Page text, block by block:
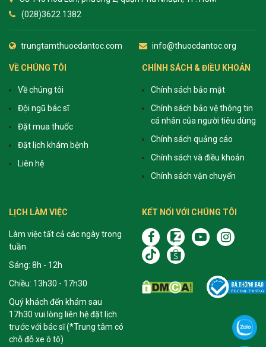
(028)3622 1382
trungtamthuocdantoc.com info@thuocdantoc.org
VỀ CHÚNG TÔI
Về chúng tôi
Đội ngũ bác sĩ
Đặt mua thuốc
Đặt lịch khám bệnh
Liên hệ
CHÍNH SÁCH & ĐIỀU KHOẢN
Chính sách bảo mật
Chính sách bảo vệ thông tin
cá nhân của người tiêu dùng
Chính sách quảng cáo
Chính sách và điều khoản
Chính sách vận chuyển
LỊCH LÀM VIỆC
Làm việc tất cả các ngày trong
tuần
Sáng: 8h - 12h
Chiều: 13h30 - 17h30
Quý khách đến khám sau
17h30 vui lòng liên hệ đặt lịch
trước với bác sĩ (*Trung tâm có
chỗ đỗ xe ô tô)
KẾT NỐI VỚI CHÚNG TÔI